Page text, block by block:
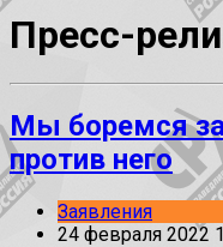
Пресс-
Мы боремся
против него
Заявления
24 февраля 2022